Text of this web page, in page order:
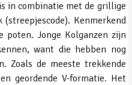
in combinatie met de grillige
Kenmerkend
poten. Jonge Kolganzen zijn
want die hebben nog
Zoals de meeste trekkende
geordende V-formatie. Het